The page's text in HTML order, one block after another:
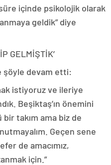
içinde psikolojik olarak
geldik” diye
GELMİŞTİK’
şöyle devam etti:
istiyoruz ve ileriye
Beşiktaş’ın önemini
takım ama biz de
Geçen sene
de amacımız,
için.”